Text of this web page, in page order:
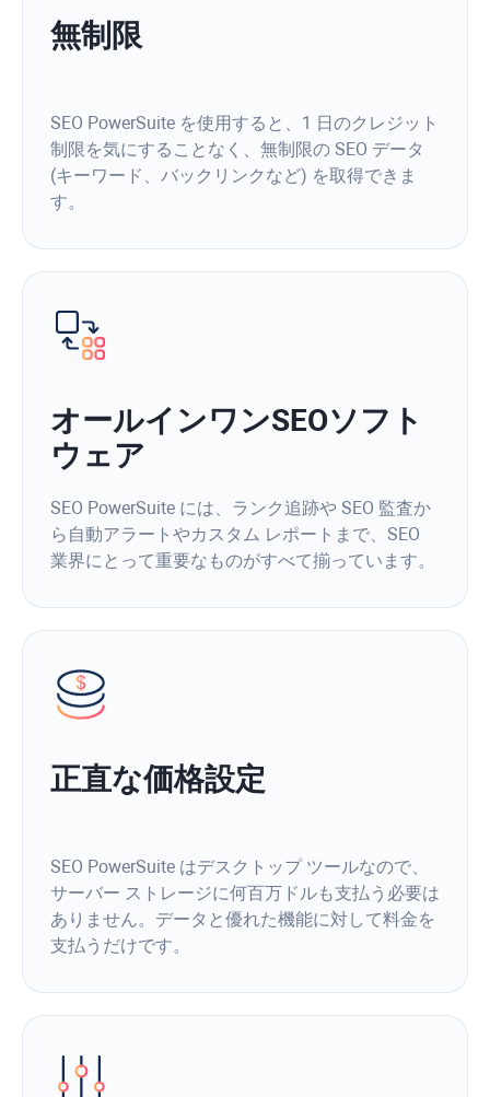
無制限
SEO PowerSuite を使用すると、1 日のクレジット
制限を気にすることなく、無制限の SEO データ
(キーワード、バックリンクなど) を取得できま
す。
オールインワンSEOソフト
ウェア
SEO PowerSuite には、ランク追跡や SEO 監査か
ら自動アラートやカスタム レポートまで、SEO
業界にとって重要なものがすべて揃っています。
正直な価格設定
SEO PowerSuite はデスクトップ ツールなので、
サーバー ストレージに何百万ドルも支払う必要は
ありません。データと優れた機能に対して料金を
支払うだけです。